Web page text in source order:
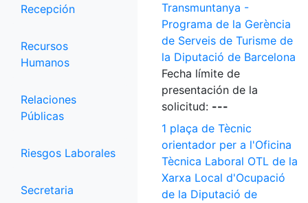
Recepción
Recursos
Humanos
Relaciones
Públicas
Riesgos Laborales
Secretaria
Transmuntanya -
Programa de la Gerència
de Serveis de Turisme de
la Diputació de Barcelona
Fecha límite de
presentación de la
solicitud: ---
1 plaça de Tècnic
orientador per a l'Oficina
Tècnica Laboral OTL de la
Xarxa Local d'Ocupació
de la Diputació de